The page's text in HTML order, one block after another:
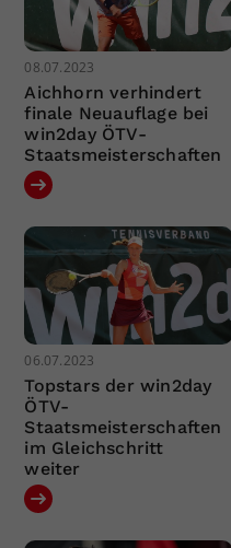
08.07.2023
Aichhorn verhindert
finale Neuauflage bei
win2day ÖTV-
Staatsmeisterschaften
06.07.2023
Topstars der win2day
ÖTV-
Staatsmeisterschaften
im Gleichschritt
weiter